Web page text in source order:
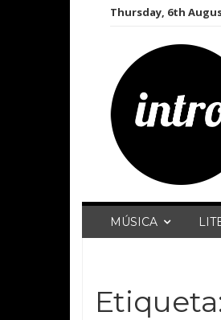
Thursday, 6th
MÚSICA